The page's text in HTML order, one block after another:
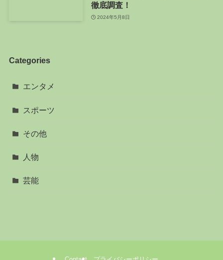
徹底調査！
2024年5月8日
Categories
エンタメ
スポーツ
その他
人物
芸能